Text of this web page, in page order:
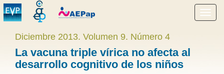
menú
Diciembre 2013. Volumen 9. Número 4
La vacuna triple vírica no afecta al
desarrollo cognitivo de los niños